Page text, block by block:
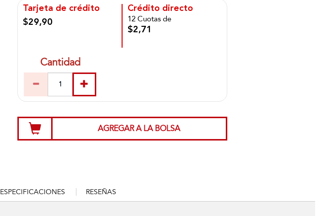
Tarjeta de crédito
$29,90
Crédito directo
12 Cuotas de
$2,71
Cantidad
AGREGAR A LA BOLSA
ESPECIFICACIONES RESEÑAS